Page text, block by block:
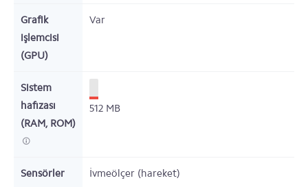
Grafik
işlemcisi
(GPU)
Var
Sistem
hafızası
(RAM, ROM)
512 MB
Sensörler İvmeölçer (hareket)